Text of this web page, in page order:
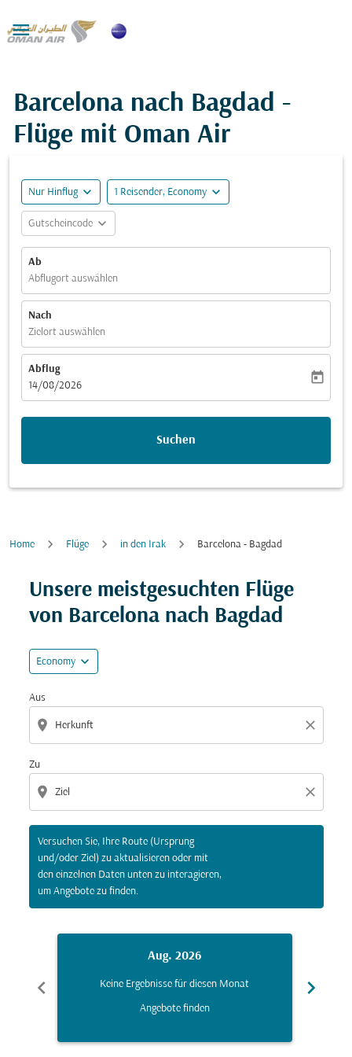

Barcelona nach Bagdad -
Flüge mit Oman Air
Nur Hinflug expand_more 1 Reisender, Economy expand_more
Gutscheincode expand_more
Ab
Abflugort auswählen
Nach
Zielort auswählen
Abflug
fc-booking-departure-date-aria-label
14/08/2026
today
Suchen
Home Flüge in den Irak Barcelona - Bagdad
Unsere meistgesuchten Flüge
von Barcelona nach Bagdad
Economy expand_more
Aus
location_on close
Zu
location_on close
Versuchen Sie, Ihre Route (Ursprung
und/oder Ziel) zu aktualisieren oder mit
den einzelnen Daten unten zu interagieren,
um Angebote zu finden.
Versuchen Sie, Ihre Route (Ursprung und/oder Ziel)
chevron_left
Aug. 2026
Keine Ergebnisse für diesen Monat
Angebote finden
chevron_right